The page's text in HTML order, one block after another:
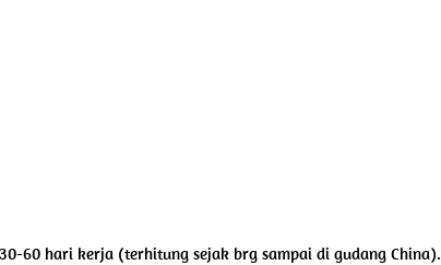
60 hari kerja (terhitung sejak brg sampai di gudang China).